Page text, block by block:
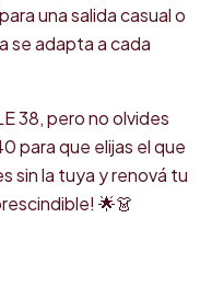
una salida casual o
se adapta a cada
38, pero no olvides
para que elijas el que
sin la tuya y renová tu
🌟👗